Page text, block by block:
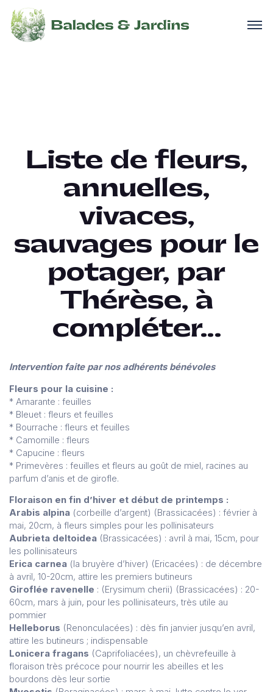
Liste de fleurs,
annuelles,
vivaces,
sauvages pour le
potager, par
Thérèse, à
compléter…
Intervention faite par nos adhérents bénévoles
Fleurs pour la cuisine :
* Amarante : feuilles
* Bleuet : fleurs et feuilles
* Bourrache : fleurs et feuilles
* Camomille : fleurs
* Capucine : fleurs
* Primevères : feuilles et fleurs au goût de miel, racines au
parfum d’anis et de girofle.
Floraison en fin d’hiver et début de printemps :
Arabis alpina (corbeille d’argent) (Brassicacées) : février à
mai, 20cm, à fleurs simples pour les pollinisateurs
Aubrieta deltoidea (Brassicacées) : avril à mai, 15cm, pour
les pollinisateurs
Erica carnea (la bruyère d’hiver) (Ericacées) : de décembre
à avril, 10-20cm, attire les premiers butineurs
Giroflée ravenelle : (Erysimum cherii) (Brassicacées) : 20-
60cm, mars à juin, pour les pollinisateurs, très utile au
pommier
Helleborus (Renonculacées) : dès fin janvier jusqu’en avril,
attire les butineurs ; indispensable
Lonicera fragans (Caprifoliacées), un chèvrefeuille à
floraison très précoce pour nourrir les abeilles et les
bourdons dès leur sortie